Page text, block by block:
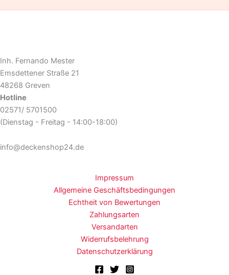
Inh. Fernando Mester
Emsdettener Straße 21
48268 Greven
Hotline
02571/ 5701500
(Dienstag - Freitag - 14:00-18:00)
info@deckenshop24.de
Impressum
Allgemeine Geschäftsbedingungen
Echtheit von Bewertungen
Zahlungsarten
Versandarten
Widerrufsbelehrung
Datenschutzerklärung